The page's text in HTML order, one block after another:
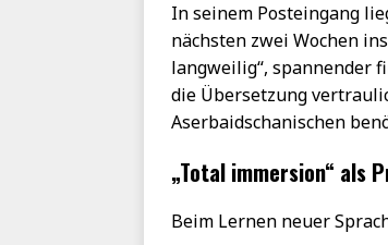
In seinem Posteingang
nächsten zwei Wochen
langweilig“, spannender
die Übersetzung
Aserbaidschanischen
„Total immersion“ als
Beim Lernen neuer